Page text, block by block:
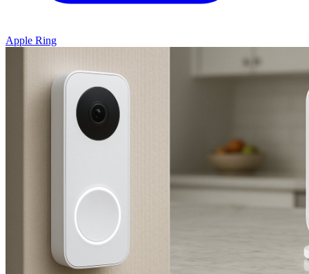
Apple Ring